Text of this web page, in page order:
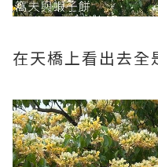
在天橋上看出去全